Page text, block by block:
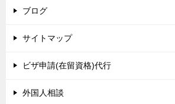
ブログ
サイトマップ
ビザ申請(在留資格)代行
外国人相談